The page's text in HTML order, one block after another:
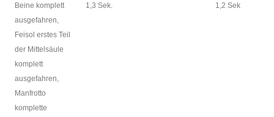
Beine komplett
ausgefahren,
Feisol erstes Teil
der Mittelsäule
komplett
ausgefahren,
Manfrotto
komplette
1,3 Sek. 1,2 Sek